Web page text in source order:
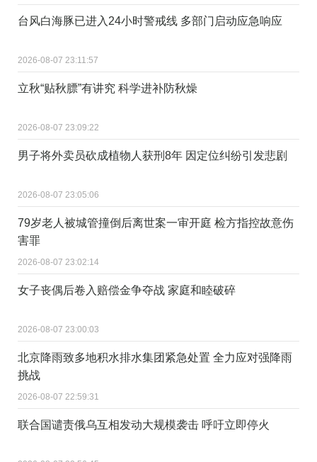
台风白海豚已进入24小时警戒线 多部门启动应急响应
2026-08-07 23:11:57
立秋“贴秋膘”有讲究 科学进补防秋燥
2026-08-07 23:09:22
男子将外卖员砍成植物人获刑8年 因定位纠纷引发悲剧
2026-08-07 23:05:06
79岁老人被城管撞倒后离世案一审开庭 检方指控故意伤
害罪
2026-08-07 23:02:14
女子丧偶后卷入赔偿金争夺战 家庭和睦破碎
2026-08-07 23:00:03
北京降雨致多地积水排水集团紧急处置 全力应对强降雨
挑战
2026-08-07 22:59:31
联合国谴责俄乌互相发动大规模袭击 呼吁立即停火